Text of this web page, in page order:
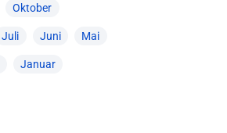
Oktober
Juli Juni Mai
Januar